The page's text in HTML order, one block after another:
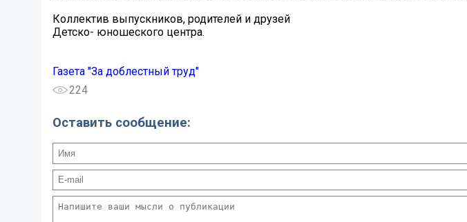
Коллектив выпускников, родителей и друзей
Детско- юношеского центра.
Газета "За доблестный труд"
224
Оставить сообщение: